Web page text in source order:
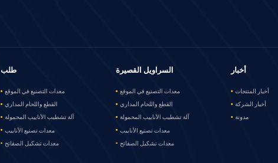
طلب
معدات التصنيع في الموقع
القطع واللحام المداري
آلة تشطيب الأنابيب المحمولة
معدات تصنيع الأنابيب
معدات تشكيل الصفائح
السراويل القصيرة
معدات التصنيع في الموقع
القطع واللحام المداري
آلة تشطيب الأنابيب المحمولة
معدات تصنيع الأنابيب
معدات تشكيل الصفائح
أخبار
أخبار المنتجات
أخبار الشركة
مدونة